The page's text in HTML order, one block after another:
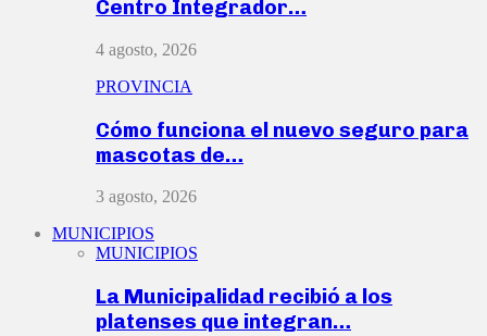
Centro Integrador…
4 agosto, 2026
PROVINCIA
Cómo funciona el nuevo seguro para
mascotas de…
3 agosto, 2026
MUNICIPIOS
MUNICIPIOS
La Municipalidad recibió a los
platenses que integran…